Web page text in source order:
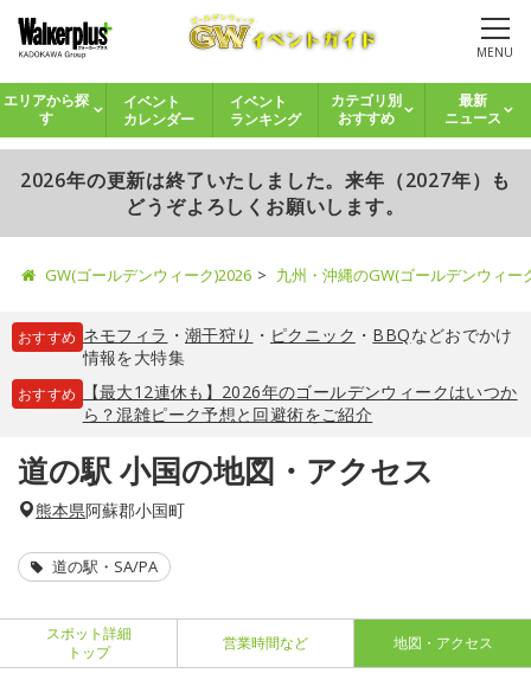
MENU
エリアから探
す
イベント
カレンダー
イベント
ランキング
カテゴリ別
おすすめ
最新
ニュース
2026年の更新は終了いたしました。来年（2027年）も
どうぞよろしくお願いします。
GW(ゴールデンウィーク)2026 九州・沖縄のGW(ゴールデンウィ
おすすめ ネモフィラ ・ 潮干狩り ・ ピクニック ・ BBQなどおでかけ
情報を大特集
おすすめ
【最大12連休も】2026年のゴールデンウィークはいつか
ら？混雑ピーク予想と回避術をご紹介
道の駅 小国の地図・アクセス
熊本県阿蘇郡小国町
道の駅・SA/PA
スポット詳細
トップ
営業時間など 地図・アクセス